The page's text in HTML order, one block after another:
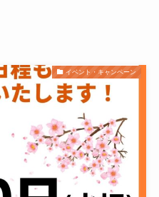
イベント・キャンペーン